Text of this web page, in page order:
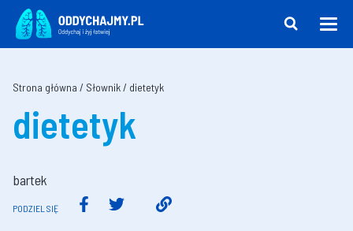
Strona główna / Słownik/ dietetyk
dietetyk
bartek
PODZIEL SIĘ